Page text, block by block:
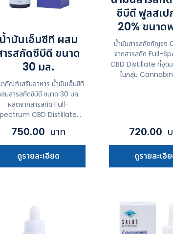
น้ำมันเอ็มซีที ผสม
ารสกัดซีบีดี ขนาด
30 มล.
ภัณฑ์เสริมอาหาร น้ำมันเอ็มซีที
มสารสกัดซีบีดี ขนาด 30 มล.
ผลิตจากสารสกัด Full-
CBD Distillate...
750.00 บาท
ดูรายละเอียด
ซีบีดี ฟูลสเป
20% ขนาด
น้ำมันสารสกัดกัญชง
จากสารสกัด Full-
CBD Distillate ที่อุดม
ในกลุ่ม
720.00
ดูรายละเอี